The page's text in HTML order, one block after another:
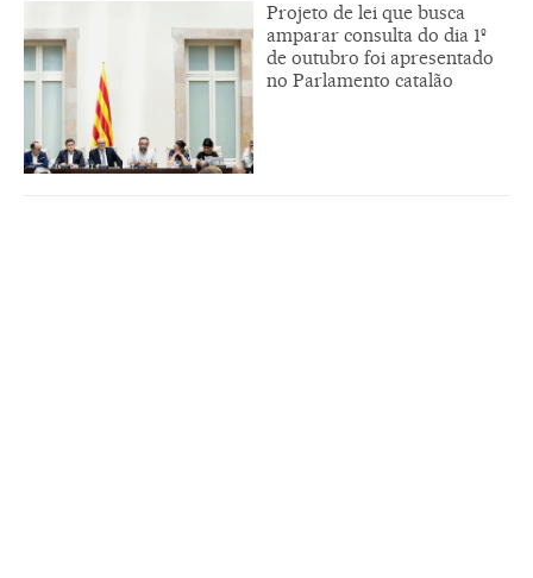
Projeto de lei que busca
amparar consulta do dia 1º
de outubro foi apresentado
no Parlamento catalão